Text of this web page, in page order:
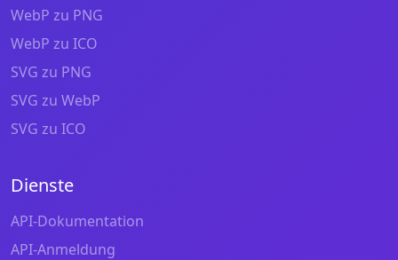
WebP zu PNG
WebP zu ICO
SVG zu PNG
SVG zu WebP
SVG zu ICO
Dienste
API-Dokumentation
API-Anmeldung